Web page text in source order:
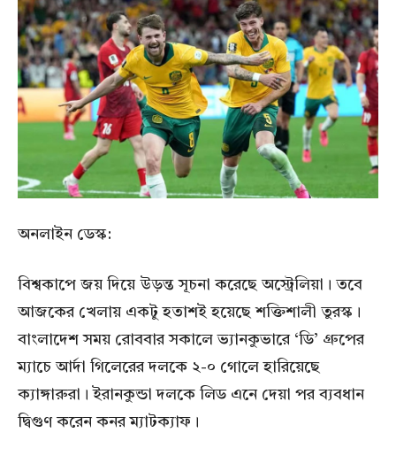
অনলাইন ডেস্ক:
বিশ্বকাপে জয় দিয়ে উড়ন্ত সূচনা করেছে অস্ট্রেলিয়া। তবে
আজকের খেলায় একটু হতাশই হয়েছে শক্তিশালী তুরস্ক।
বাংলাদেশ সময় রোববার সকালে ভ্যানকুভারে ‘ডি’ গ্রুপের
ম্যাচে আর্দা গিলেরের দলকে ২-০ গোলে হারিয়েছে
ক্যাঙ্গারুরা। ইরানকুন্ডা দলকে লিড এনে দেয়া পর ব্যবধান
দ্বিগুণ করেন কনর ম্যাটক্যাফ।